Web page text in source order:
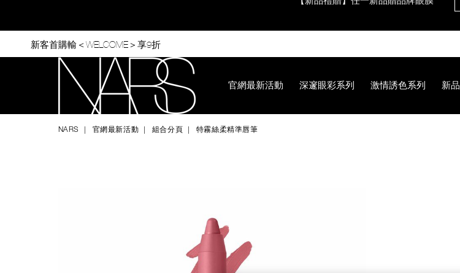
content
【8/3-8/10限定】限時輸碼贈迷你腮紅露
新客首購輸＜WELCOME＞享9折
官網最新活動 深邃眼彩系列 激情誘色系列 新品
NARS 官網最新活動 組合分頁 特霧絲柔精準唇筆